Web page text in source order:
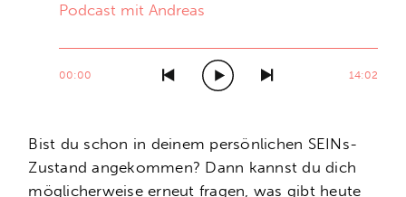
Podcast mit Andreas
00:00 14:02
Bist du schon in deinem persönlichen SEINs-
Zustand angekommen? Dann kannst du dich
möglicherweise erneut fragen, was gibt heute